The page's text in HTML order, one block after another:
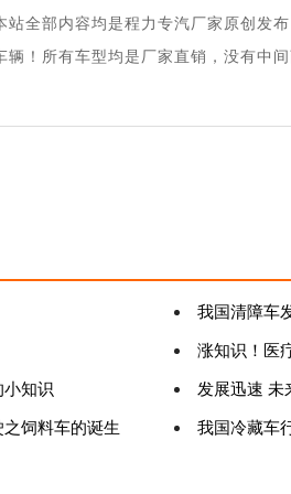
站全部内容均是程力专汽厂家原创发
辆！所有车型均是厂家直销，没有中
我国清障车
涨知识！医
知识 发展迅速 未
饲料车的诞生 我国冷藏车